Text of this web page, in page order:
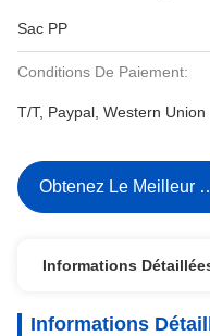
Sac PP
Conditions De Paiement:
T/T, Paypal, Western Union
Obtenez Le Meilleur
Informations
Informations